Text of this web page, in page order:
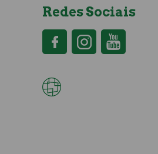
Redes Sociais